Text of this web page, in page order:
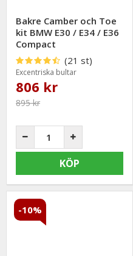
Bakre Camber och Toe
kit BMW E30 / E34 / E36
Compact
(21 st)
Excentriska bultar
806 kr
895 kr
KÖP
-10%